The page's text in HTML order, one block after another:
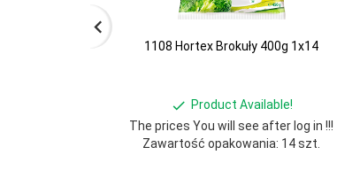
1108 Hortex Brokuły 400g 1x14
Product Available!
The prices You will see after log in !!!
Zawartość opakowania: 14 szt.